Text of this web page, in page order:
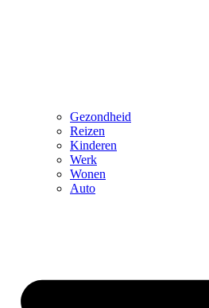
Gezondheid
Reizen
Kinderen
Werk
Wonen
Auto